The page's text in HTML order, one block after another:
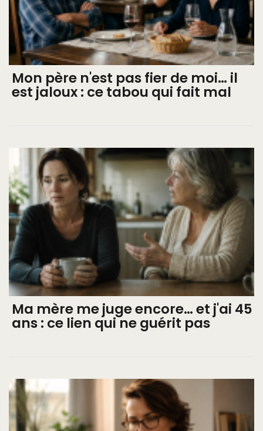
Mon père n'est pas fier de moi… il
est jaloux : ce tabou qui fait mal
Ma mère me juge encore… et j'ai 45
ans : ce lien qui ne guérit pas